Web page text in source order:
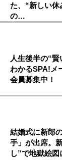
た、“新しい休
の…
人生後半の“
わかるSPA!メ
会員募集中！
結婚式に新郎
手」が出席。
し”で地獄絵